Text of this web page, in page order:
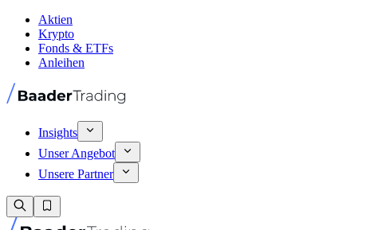
Aktien
Krypto
Fonds & ETFs
Anleihen
Insights
Unser Angebot
Unsere Partner